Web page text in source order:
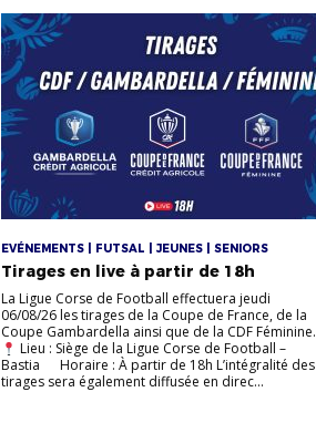
EVÉNEMENTS | FUTSAL | JEUNES | SENIORS
Tirages en live à partir de 18h
La Ligue Corse de Football effectuera jeudi
06/08/26 les tirages de la Coupe de France, de la
Coupe Gambardella ainsi que de la CDF Féminine.
Lieu : Siège de la Ligue Corse de Football –
Bastia Horaire : À partir de 18h L’intégralité des
tirages sera également diffusée en direc...